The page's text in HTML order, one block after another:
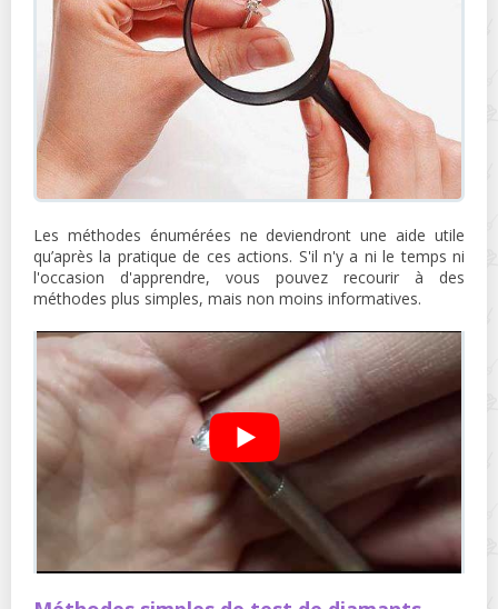
Les méthodes énumérées ne deviendront une aide utile
qu’après la pratique de ces actions. S'il n'y a ni le temps ni
l'occasion d'apprendre, vous pouvez recourir à des
méthodes plus simples, mais non moins informatives.